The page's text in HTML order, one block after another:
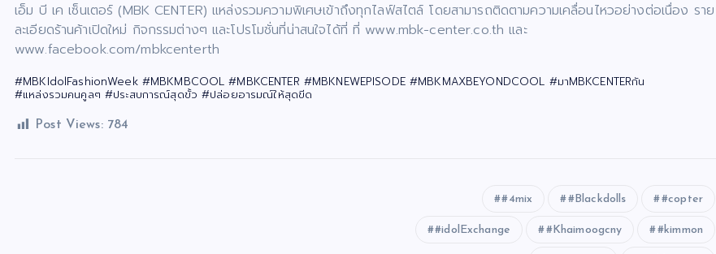
เอ็ม บี เค เซ็นเตอร์ (MBK CENTER) แหล่งรวมความพิเศษเข้าถึงทุกไลฟ์สไตล์ โดยสามารถติดตามความเคลื่อนไหวอย่างต่อเนื่อง ราย
ละเอียดร้านค้าเปิดใหม่ กิจกรรมต่างๆ และโปรโมชั่นที่น่าสนใจได้ที่ ที่ www.mbk-center.co.th และ
www.facebook.com/mbkcenterth
#MBKIdolFashionWeek #MBKMBCOOL #MBKCENTER #MBKNEWEPISODE #MBKMAXBEYONDCOOL #มาMBKCENTERกัน
#แหล่งรวมคนคูลๆ #ประสบการณ์สุดขั้ว #ปล่อยอารมณ์ให้สุดขีด
Post Views: 784
#4mix #Blackdolls #copter
#idolExchange #Khaimoogcny #kimmon